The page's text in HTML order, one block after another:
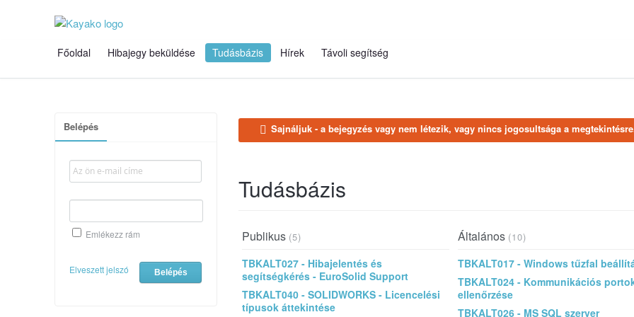
Főoldal Hibajegy beküldése Tudásbázis Hírek Távoli segítség
Belépés
Emlékezz rám
Elveszett jelszó
Sajnáljuk - a bejegyzés vagy nem létezik, vagy nincs jogosultsága a
Tudásbázis
Publikus (5)
TBKALT027 - Hibajelentés és
segítségkérés - EuroSolid Support
TBKALT040 - SOLIDWORKS - Licencelési
típusok áttekintése
Általános (10)
TBKALT017 - Windows tűzfal
TBKALT024 - Kommunikációs
ellenőrzése
TBKALT026 - MS SQL szerver